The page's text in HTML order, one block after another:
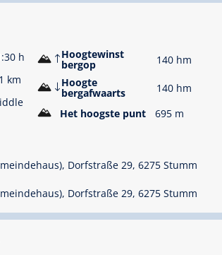
h
km
Hoogtewinst
bergop
140 hm
Hoogte
bergafwaarts
140 hm
Het hoogste punt
695 m
Dorfstraße 29, 6275 Stumm
Dorfstraße 29, 6275 Stumm